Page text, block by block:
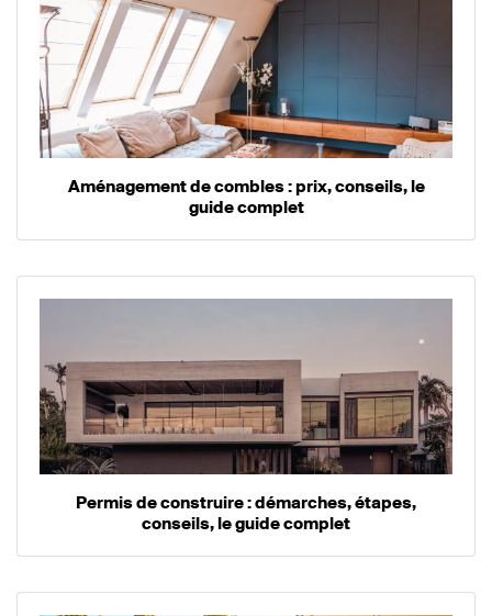
Aménagement de combles : prix, conseils, le
guide complet
Permis de construire : démarches, étapes,
conseils, le guide complet